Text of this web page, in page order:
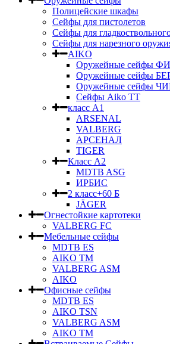
Полицейские шкафы
Сейфы для пистолетов
Сейфы для
Сейфы для нарезного
AIKO
Оружейные сейфы
Оружейные сейфы
Оружейные сейфы
Сейфы Aikо ТТ
класс А1
ARSENAL
VALBERG
АРСЕНАЛ
TIGER
Класс А2
MDTB ASG
ИРБИС
2 класс+60 Б
JÄGER
Огнестойкие картотеки
VALBERG FC
Мебельные сейфы
MDTB ES
AIKO TM
VALBERG ASM
AIKO
Офисные сейфы
MDTB ES
AIKO TSN
VALBERG ASM
AIKO TM